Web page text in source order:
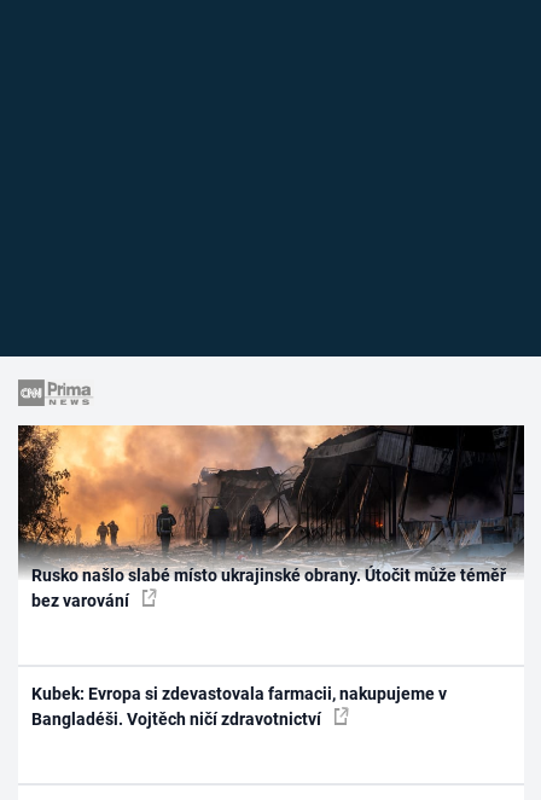
Rusko našlo slabé místo ukrajinské obrany. Útočit může téměř
bez varování
Kubek: Evropa si zdevastovala farmacii, nakupujeme v
Bangladéši. Vojtěch ničí zdravotnictví